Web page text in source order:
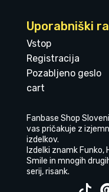
Uporabniški
Vstop
Registracija
Pozabljeno geslo
cart
Fanbase Shop
vas pričakuje z
izdelkov.
Izdelki znamk Funko,
Smile in mnogih
serij, risank.